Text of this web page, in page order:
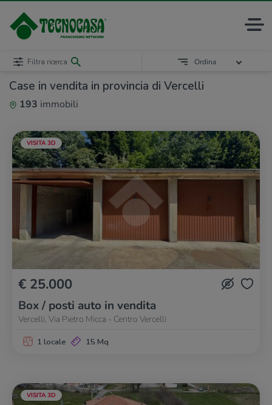
Case in vendita in provincia di Vercelli
193 immobili
Filtra ricerca Ordina
VISITA 3D
€ 25.000
Box / posti auto in vendita
Vercelli, Via Pietro Micca - Centro Vercelli
1 locale 15 Mq
VISITA 3D